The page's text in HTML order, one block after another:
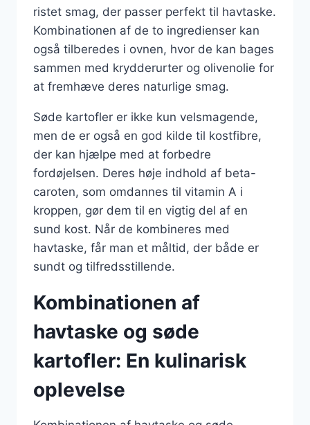
ristet smag, der passer perfekt til havtaske.
Kombinationen af de to ingredienser kan
også tilberedes i ovnen, hvor de kan bages
sammen med krydderurter og olivenolie for
at fremhæve deres naturlige smag.
Søde kartofler er ikke kun velsmagende,
men de er også en god kilde til kostfibre,
der kan hjælpe med at forbedre
fordøjelsen. Deres høje indhold af beta-
caroten, som omdannes til vitamin A i
kroppen, gør dem til en vigtig del af en
sund kost. Når de kombineres med
havtaske, får man et måltid, der både er
sundt og tilfredsstillende.
Kombinationen af
havtaske og søde
kartofler: En kulinarisk
oplevelse